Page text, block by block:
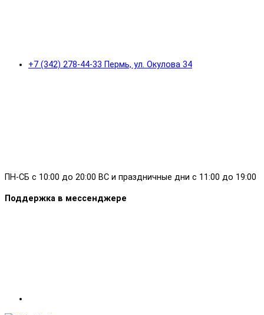
+7 (342) 278-44-33 Пермь, ул. Окулова 34
ПН-СБ с 10:00 до 20:00 ВС и праздничные дни с 11:00 до 19:00
Поддержка в мессенджере